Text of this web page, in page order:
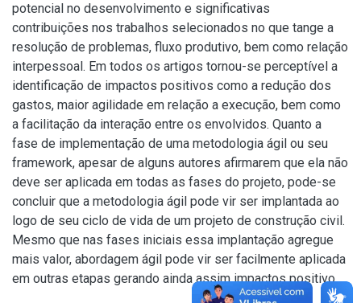
potencial no desenvolvimento e significativas
contribuições nos trabalhos selecionados no que tange a
resolução de problemas, fluxo produtivo, bem como relação
interpessoal. Em todos os artigos tornou-se perceptível a
identificação de impactos positivos como a redução dos
gastos, maior agilidade em relação a execução, bem como
a facilitação da interação entre os envolvidos. Quanto a
fase de implementação de uma metodologia ágil ou seu
framework, apesar de alguns autores afirmarem que ela não
deve ser aplicada em todas as fases do projeto, pode-se
concluir que a metodologia ágil pode vir ser implantada ao
logo de seu ciclo de vida de um projeto de construção civil.
Mesmo que nas fases iniciais essa implantação agregue
mais valor, abordagem ágil pode vir ser facilmente aplicada
em outras etapas gerando ainda assim impactos positivo.